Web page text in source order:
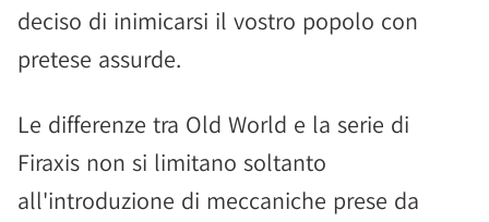
deciso di inimicarsi il vostro popolo con
pretese assurde.
Le differenze tra Old World e la serie di
Firaxis non si limitano soltanto
all'introduzione di meccaniche prese da